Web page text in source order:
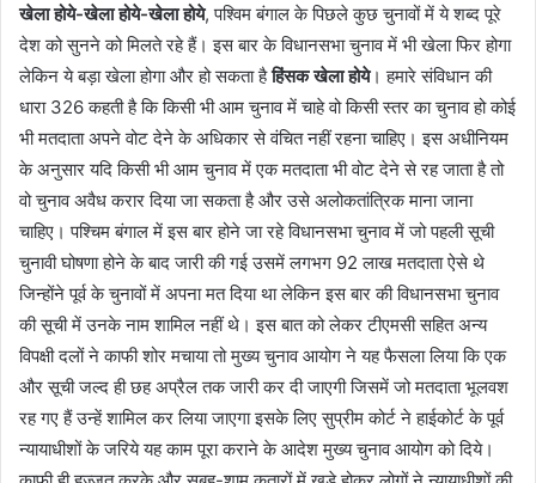
खेला होये-खेला होये-खेला होये, पश्विम बंगाल के पिछले कुछ चुनावों में ये शब्द पूरे
देश को सुनने को मिलते रहे हैं। इस बार के विधानसभा चुनाव में भी खेला फिर होगा
लेकिन ये बड़ा खेला होगा और हो सकता हैहिंसक खेला होये। हमारे संविधान की
धारा 326 कहती है कि किसी भी आम चुनाव में चाहे वो किसी स्तर का चुनाव हो कोई
भी मतदाता अपने वोट देने के अधिकार से वंचित नहीं रहना चाहिए। इस अधीनियम
के अनुसार यदि किसी भी आम चुनाव में एक मतदाता भी वोट देने से रह जाता है तो
वो चुनाव अवैध करार दिया जा सकता है और उसे अलोकतांत्रिक माना जाना
चाहिए। पश्चिम बंगाल में इस बार होने जा रहे विधानसभा चुनाव में जो पहली सूची
चुनावी घोषणा होने के बाद जारी की गई उसमें लगभग 92 लाख मतदाता ऐसे थे
जिन्होंने पूर्व के चुनावों में अपना मत दिया था लेकिन इस बार की विधानसभा चुनाव
की सूची में उनके नाम शामिल नहीं थे। इस बात को लेकर टीएमसी सहित अन्य
विपक्षी दलों ने काफी शोर मचाया तो मुख्य चुनाव आयोग ने यह फैसला लिया कि एक
और सूची जल्द ही छह अप्रैल तक जारी कर दी जाएगी जिसमें जो मतदाता भूलवश
रह गए हैं उन्हें शामिल कर लिया जाएगा इसके लिए सुप्रीम कोर्ट ने हाईकोर्ट के पूर्व
न्यायाधीशों के जरिये यह काम पूरा कराने के आदेश मुख्य चुनाव आयोग को दिये।